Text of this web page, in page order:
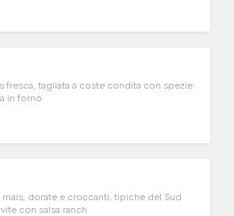
fresca, tagliata a coste condita con spezie
in forno
mais, dorate e croccanti, tipiche del Sud
con salsa ranch